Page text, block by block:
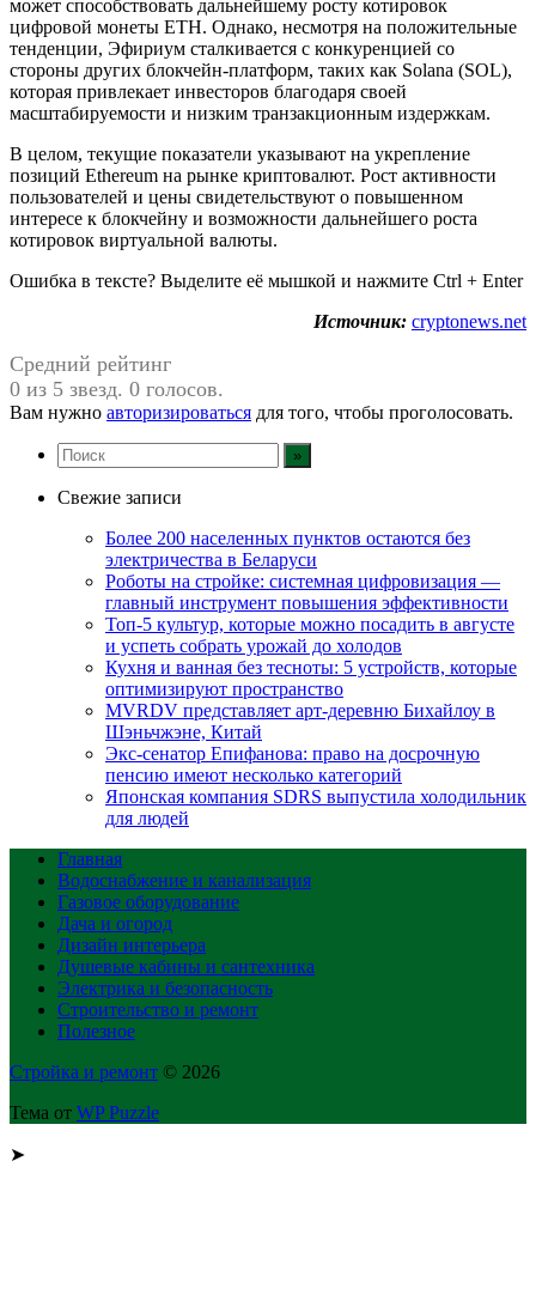
может способствовать дальнейшему росту котировок
цифровой монеты ETH. Однако, несмотря на положительные
тенденции, Эфириум сталкивается с конкуренцией со
стороны других блокчейн-платформ, таких как Solana (SOL),
которая привлекает инвесторов благодаря своей
масштабируемости и низким транзакционным издержкам.
В целом, текущие показатели указывают на укрепление
позиций Ethereum на рынке криптовалют. Рост активности
пользователей и цены свидетельствуют о повышенном
интересе к блокчейну и возможности дальнейшего роста
котировок виртуальной валюты.
Ошибка в тексте? Выделите её мышкой и нажмите Ctrl + Enter
Источник: cryptonews.net
Средний рейтинг
0 из 5 звезд. 0 голосов.
Вам нужно авторизироваться для того, чтобы проголосовать.
Свежие записи
Более 200 населенных пунктов остаются без
электричества в Беларуси
Роботы на стройке: системная цифровизация —
главный инструмент повышения эффективности
Топ-5 культур, которые можно посадить в августе
и успеть собрать урожай до холодов
Кухня и ванная без тесноты: 5 устройств, которые
оптимизируют пространство
MVRDV представляет арт-деревню Бихайлоу в
Шэньчжэне, Китай
Экс-сенатор Епифанова: право на досрочную
пенсию имеют несколько категорий
Японская компания SDRS выпустила холодильник
для людей
Главная
Водоснабжение и канализация
Газовое оборудование
Дача и огород
Дизайн интерьера
Душевые кабины и сантехника
Электрика и безопасность
Строительство и ремонт
Полезное
Стройка и ремонт © 2026
Тема от WP Puzzle
➤